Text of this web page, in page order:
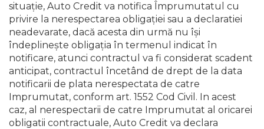
situaţie, Auto Credit va notifica Împrumutatul cu
privire la nerespectarea obligaţiei sau a declaratiei
neadevarate, dacă acesta din urmă nu îşi
îndeplineşte obligaţia în termenul indicat în
notificare, atunci contractul va fi considerat scadent
anticipat, contractul încetând de drept de la data
notificarii de plata nerespectata de catre
Imprumutat, conform art. 1552 Cod Civil. In acest
caz, al nerespectarii de catre Imprumutat al oricarei
obligatii contractuale, Auto Credit va declara